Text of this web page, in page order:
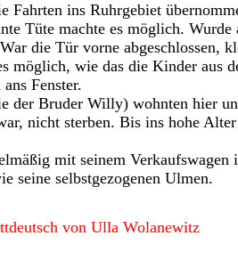
ins Ruhrgebiet
Tüte machte es möglich. Wurde
die Tür vorne abgeschlossen,
möglich, wie das die Kinder aus
Fenster.
der Bruder Willy) wohnten hier
nicht sterben. Bis ins hohe
mit seinem Verkaufswagen
seine selbstgezogenen Ulmen.
von Ulla Wolanewitz